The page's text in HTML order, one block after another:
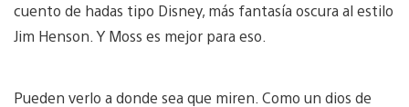
cuento de hadas tipo Disney, más fantasía oscura al estilo
Jim Henson. Y Moss es mejor para eso.
Pueden verlo a donde sea que miren. Como un dios de